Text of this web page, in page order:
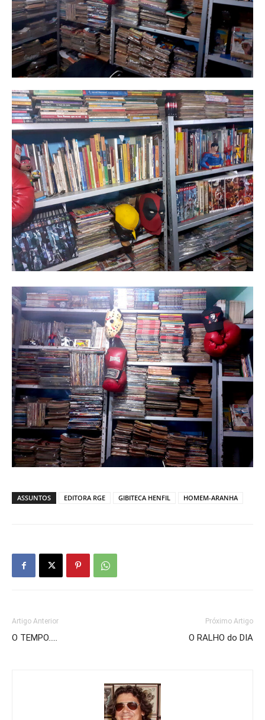
ASSUNTOS EDITORA RGE GIBITECA HENFIL HOMEM-ARANHA
Artigo Anterior
O TEMPO…..
Próximo Artigo
O RALHO do DIA